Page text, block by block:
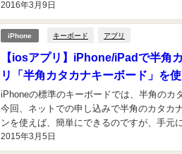
2016年3月9日
がありますが、いつもMacBook Airを持ち
iPhone キーボード アプリ
【iosアプリ】iPhone/iPadで半角
リ「半角カタカナキーボード」を
2015年3月5日
iPhoneの標準のキーボードでは、半角のカ
今回、ネットでの申し込みで半角のカタカ
ンを使えば、簡単にできるのですが、手元
ためiPhoneで半角カタカナを入力する方法